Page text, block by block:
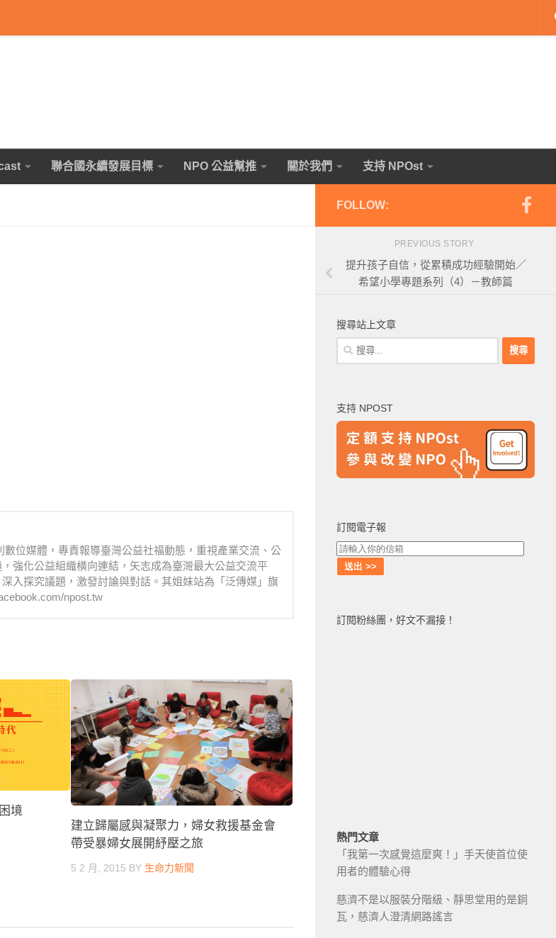
聯合國永續發展目標 NPO 公益幫推 關於我們 支持 NPOst
位媒體，專責報導臺灣公益社福動態，重視產業交流、公
強化公益組織橫向連結，矢志成為臺灣最大公益交流平
入探究議題，激發討論與對話。其姐妹站為「泛傳媒」旗
npost.tw
境
建立歸屬感與凝聚力，婦女救援基金會
帶受暴婦女展開紓壓之旅
5 2 月, 2015 BY 生命力新聞
FOLLOW:
PREVIOUS STORY
提升孩子自信，從累積成功經驗開始／
希望小學專題系列（4）－教師篇
搜尋站上文章
搜
尋
字:
支持 NPOST
訂閱電子報
訂閱粉絲團，好文不漏接！
熱門文章
「我第一次感覺這麼爽！」手天使首位使
用者的體驗心得
慈濟不是以服裝分階級、靜思堂用的是銅
瓦，慈濟人澄清網路謠言